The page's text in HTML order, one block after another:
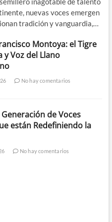
nuevas voces emergen
tradición y vanguardia,…
Montoya: el Tigre
y Voz del Llano
No hay comentarios
Generación de Voces
están Redefiniendo la
No hay comentarios